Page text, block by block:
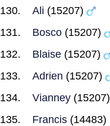
Ali (15207)
Bosco (15207)
Blaise (15207)
Adrien (15207)
Vianney (15207)
Francis (14483)